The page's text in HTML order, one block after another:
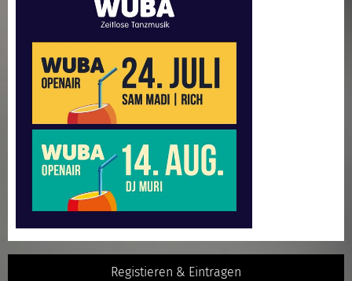
Registieren & Eintragen